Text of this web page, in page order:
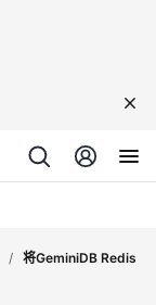
/ 将GeminiDB Redis